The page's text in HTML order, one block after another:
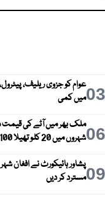
03عوام کو جزوی ریلیف،
میں کمی
06ملک بھر میں آٹے کی قیمت
شہروں میں 20 کلو تھیلا 100 روپے تک مہنگا
09پشاور ہائیکورٹ نے افغان
مسترد کر دیں